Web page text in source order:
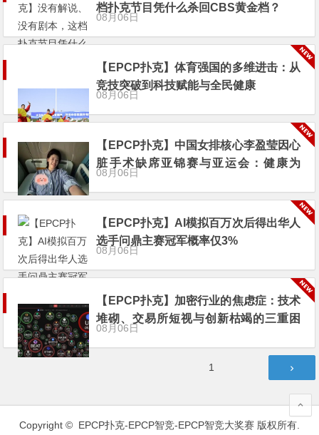
档扑克节目凭什么杀回CBS黄金档？
08月06日
【EPCP扑克】体育强国的多维进击：从
竞技突破到科技赋能与全民健康
08月06日
【EPCP扑克】中国女排核心李盈莹因心
脏手术缺席亚锦赛与亚运会：健康为
先，期待满血归来
08月06日
【EPCP扑克】AI模拟百万次后得出华人
选手问鼎主赛冠军概率仅3%
08月06日
【EPCP扑克】加密行业的焦虑症：技术
堆砌、交易所短视与创新枯竭的三重困
08月06日
第1
Copyright © EPCP扑克-EPCP智竞-EPCP智竞大奖赛 版权所有.